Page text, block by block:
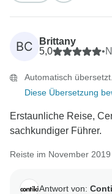
BC
Brittany
5,0
•
Automatisch übersetzt.
Diese Übersetzung
Erstaunliche Reise,
sachkundiger Führer.
Reiste im November 2019
Antwort von: